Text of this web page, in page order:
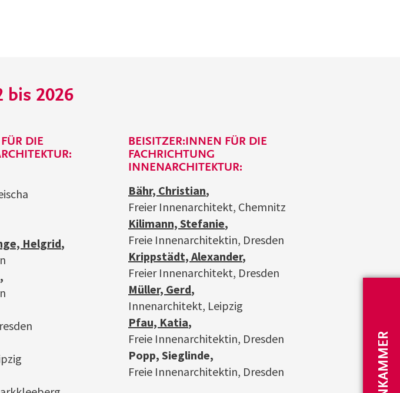
bis 2026
DIE
Helgrid,
,
BEISITZER:INNEN FÜR DIE
FACHRICHTUNG
INNENARCHITEKTUR:
Bähr, Christian,
Freier Innenarchitekt, Chemnitz
Kilimann, Stefanie,
Freie Innenarchitektin, Dresden
Krippstädt, Alexander,
Freier Innenarchitekt, Dresden
Müller, Gerd,
Innenarchitekt, Leipzig
Pfau, Katia,
Freie Innenarchitektin, Dresden
Popp, Sieglinde,
Freie Innenarchitektin, Dresden